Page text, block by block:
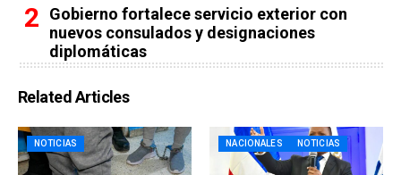
Gobierno fortalece servicio exterior con
nuevos consulados y designaciones
diplomáticas
Related Articles
NOTICIAS NACIONALES NOTICIAS